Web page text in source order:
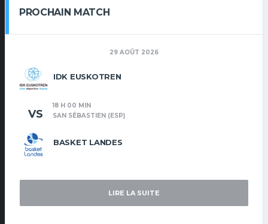
PROCHAIN MATCH
29 AOÛT 2026
IDK EUSKOTREN
BASKET LANDES
VS
18 H 00 MIN
SAN SÉBASTIEN (ESP)
LIRE LA SUITE